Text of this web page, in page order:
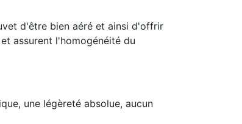
d'être bien aéré et ainsi d'offrir
assurent l'homogénéité du
une légèreté absolue, aucun